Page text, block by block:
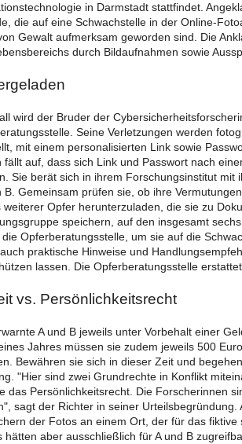
in Darmstadt stattfindet.
die auf eine Schwachstelle in der Online-
Gewalt aufmerksam geworden sind. Die
durch Bildaufnahmen sowie
wird der Bruder der
Seine Verletzungen werden
mit einem personalisierten Link sowie
auf, dass sich Link und Passwort nach
Sie berät sich in ihrem Forschungsinstitut mit
Gemeinsam prüfen sie, ob ihre
Opfer herunterzuladen, die sie zu
speichern, auf den insgesamt
Opferberatungsstelle, um sie auf die
praktische Hinweise und
lassen. Die Opferberatungsstelle
vs. Persönlichkeitsrecht
A und B jeweils unter Vorbehalt einer
Jahres müssen sie zudem jeweils 500
Bewähren sie sich in dieser Zeit und
"Hier sind zwei Grundrechte in Konflikt
das Persönlichkeitsrecht. Die Forscherinnen
sagt der Richter in seiner Urteilsbegründung.
der Fotos an einem Ort, der für das fiktive
aber ausschließlich für A und B